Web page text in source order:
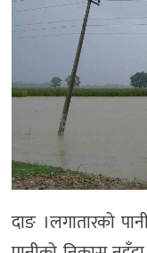
दाङ ।लगातारको